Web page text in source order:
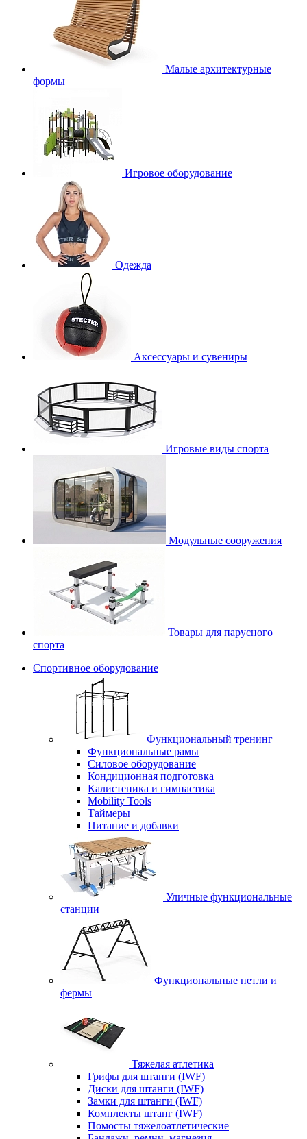
Малые архитектурные
формы
Игровое оборудование
Одежда
Аксессуары и сувениры
Игровые виды спорта
Модульные сооружения
Товары для парусного
спорта
Спортивное оборудование
Функциональный тренинг
Функциональные рамы
Силовое оборудование
Кондиционная подготовка
Калистеника и гимнастика
Mobility Tools
Таймеры
Питание и добавки
Уличные функциональные
станции
Функциональные петли и
фермы
Тяжелая атлетика
Грифы для штанги (IWF)
Диски для штанги (IWF)
Замки для штанги (IWF)
Комплекты штанг (IWF)
Помосты тяжелоатлетические